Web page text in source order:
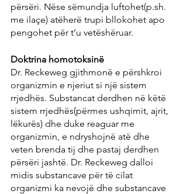
përsëri. Nëse sëmundja luftohet(p.sh.
me ilaçe) atëherë trupi bllokohet apo
pengohet për t’u vetëshëruar.
Doktrina homotoksinë
Dr. Reckeweg gjithmonë e përshkroi
organizmin e njeriut si një sistem
rrjedhës. Substancat derdhen në këtë
sistem rrjedhës(përmes ushqimit, ajrit,
lëkurës) dhe duke reaguar me
organizmin, e ndryshojnë atë dhe
veten brenda tij dhe pastaj derdhen
përsëri jashtë. Dr. Reckeweg dalloi
midis substancave për të cilat
organizmi ka nevojë dhe substancave